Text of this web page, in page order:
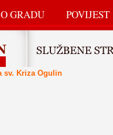
O GRADU POVIJEST